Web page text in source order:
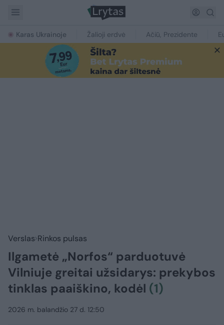
Karas Ukrainoje Žalioji erdvė Ačiū, Prezidente
Verslas Rinkos pulsas
Ilgametė „Norfos“ parduotuvė
Vilniuje greitai užsidarys: prekybos
tinklas paaiškino, kodėl (1)
2026 m. balandžio 27 d. 12:50